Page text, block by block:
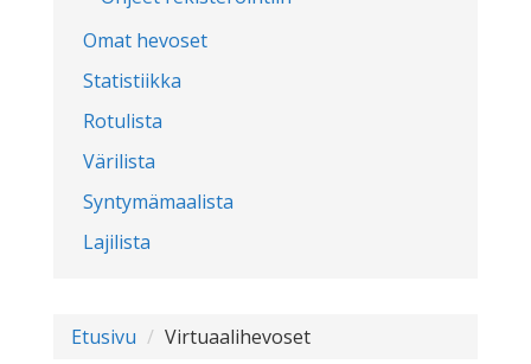
Omat hevoset
Statistiikka
Rotulista
Värilista
Syntymämaalista
Lajilista
Etusivu Virtuaalihevoset